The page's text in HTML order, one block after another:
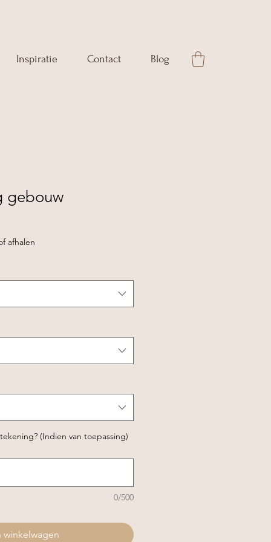
Inspiratie Contact Blog
gebouw
afhalen
(Indien van toepassing)
0/500
winkelwagen